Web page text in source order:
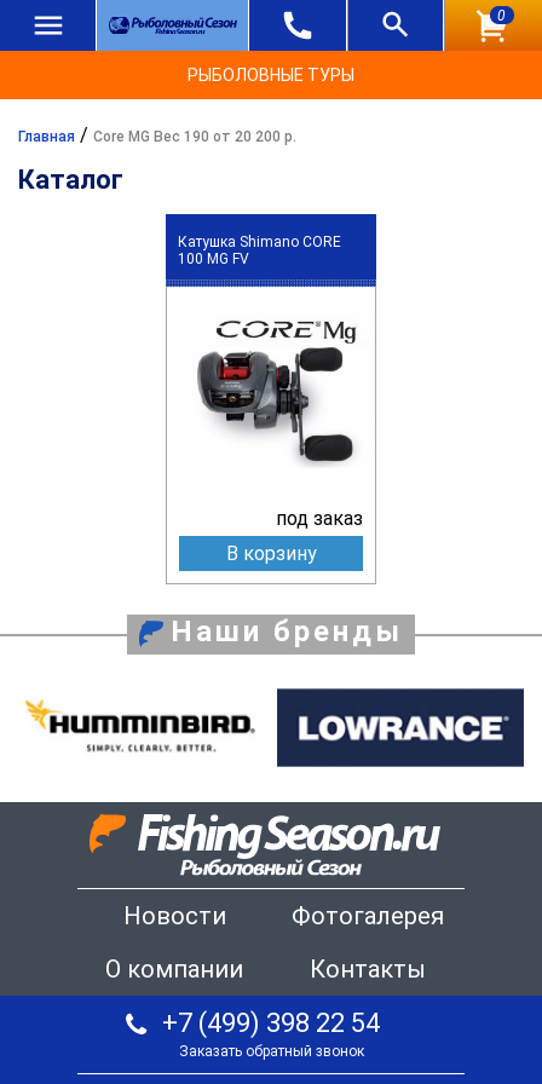
0
РЫБОЛОВНЫЕ ТУРЫ
Главная / Core MG Вес 190 от 20 200 р.
Каталог
Катушка Shimano CORE
100 MG FV
под заказ
В корзину
Наши бренды
Новости
Фотогалерея
О компании
Контакты
+7 (499) 398 22 54
Заказать обратный звонок